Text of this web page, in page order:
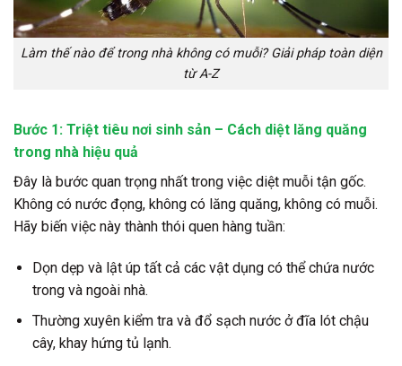
Làm thế nào để trong nhà không có muỗi? Giải pháp toàn diện
từ A-Z
Bước 1: Triệt tiêu nơi sinh sản – Cách diệt lăng quăng
trong nhà hiệu quả
Đây là bước quan trọng nhất trong việc diệt muỗi tận gốc.
Không có nước đọng, không có lăng quăng, không có muỗi.
Hãy biến việc này thành thói quen hàng tuần:
Dọn dẹp và lật úp tất cả các vật dụng có thể chứa nước
trong và ngoài nhà.
Thường xuyên kiểm tra và đổ sạch nước ở đĩa lót chậu
cây, khay hứng tủ lạnh.